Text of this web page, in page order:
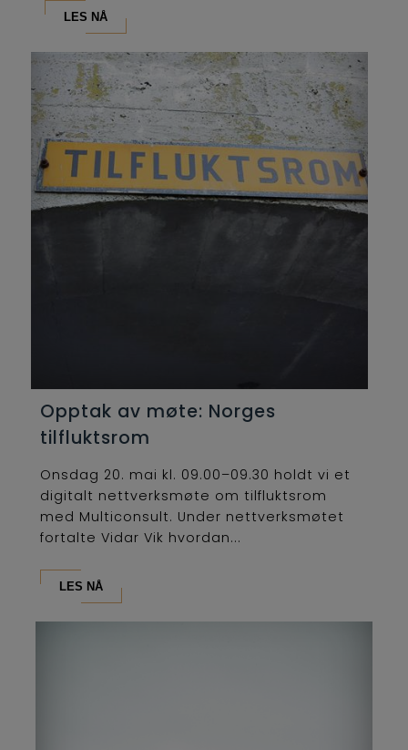
LES NÅ
Opptak av møte: Norges
tilfluktsrom
Onsdag 20. mai kl. 09.00–09.30 holdt vi et
digitalt nettverksmøte om tilfluktsrom
med Multiconsult. Under nettverksmøtet
fortalte Vidar Vik hvordan...
LES NÅ